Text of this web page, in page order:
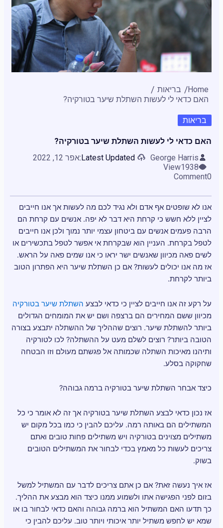
Home
בריאות
האם כדאי לי לעשות השתלת שיער בטורקיה?
בריאות
האם כדאי לי לעשות השתלת שיער בטורקיה?
George Harris
Latest Updated:אפר 12, 2022
1938
View
Comment
אנו לא שופטים אף אדם ולא נגיד לכם מה לעשות אך אנו חייבים
לציין ללא חשש כי קרחת היא דבר לא יפה. אנשים עם קרחת הם
הרבה פעמים אנשים עם ביטחון עצמי יותר נמוך ולכן אנו חייבים
לטפל בקרחת. העניין הוא שבקרחת אי אפשר לטפל בתכשירים או
לשים פאה מכיוון שאנשים ישר יראו כי אנו שמים פאה על הראש.
אז מה אנו יכולים לעשות? אם כן השתלת שיער היא הפתרון הטוב
ביותר לקרחת.
על רקע זה אנו חייבים לציין כי כדאי לבצעהשתלת שיער בטורקיה
מכיוון ששם המחירים הם ברצפה ושם יש את המומחים הגדולים
ביותר להשתלת שיער. רוצים שההליך של ההשתלה יתבצע בצורה
הטובה ביותר? רוצים לשלם מעט על ההשתלה? לכו לטורקיה
ותיהנו מאיכות השתלה שכמותה אל פגשתם מעולם וזו הבטחה
שחקוקה בסלע.
כיצד אבחר השתלת שיער בטורקיה ברמה גבוהה?
אז נכון כדאי לבצע השתלת שיער בטורקיה אך זה לא אומר כי כל
המשתילים הם באותה רמה. עליכם להבין כי כמו בכל מקום יש
משתילים מצוינים בטורקיה ויש משתילים פחות טובים ואתם
צריכים לעשות כל מאמץ בכדי לבחור את המשתילים הטובים
בשוק.
אז איך נעשה זאת? אם כן אתם צריכים לדבר עם המשתיל למשל
בזום לפני הפגישה אתו ולשמוע ממנו כיצד הוא מבצע את ההליך.
כך תדעו האם המשתיל הוא ברמה גבוהה והאם כדאי לבחור בו או
שמא יש לחפש משתיל יותר איכותי ויותר טוב. עליכם להבין כי